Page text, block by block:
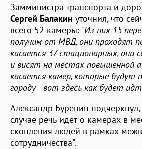
Замминистра транспорта и
Сергей Балакин уточнил, что
всего 52 камеры: "Из них 15
получим от МВД, они проходят
касается 37 стационарных, они
и висят на местах повышенной
касается камер, которые будут
городу - вот здесь как будет
Александр Буренин
случае речь идет о камерах в
скопления людей в рамках
сотрудничества".